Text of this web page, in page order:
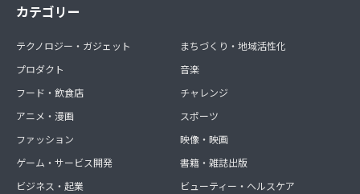
カテゴリー
テクノロジー・ガジェット
プロダクト
フード・飲食店
アニメ・漫画
ファッション
ゲーム・サービス開発
ビジネス・起業
まちづくり・地域活性化
音楽
チャレンジ
スポーツ
映像・映画
書籍・雑誌出版
ビューティー・ヘルスケア